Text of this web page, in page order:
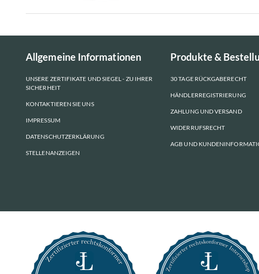
Allgemeine Informationen
UNSERE ZERTIFIKATE UND SIEGEL - ZU IHRER
SICHERHEIT
KONTAKTIEREN SIE UNS
IMPRESSUM
DATENSCHUTZERKLÄRUNG
STELLENANZEIGEN
Produkte &
30 TAGE RÜCKGABERECHT
HÄNDLERREGISTRIERUNG
ZAHLUNG UND VERSAND
WIDERRUFSRECHT
AGB UND